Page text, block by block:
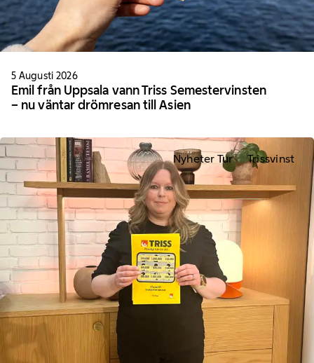
5 Augusti 2026
Emil från Uppsala vann Triss Semestervinsten
– nu väntar drömresan till Asien
Nyheter Tur Trissvinst